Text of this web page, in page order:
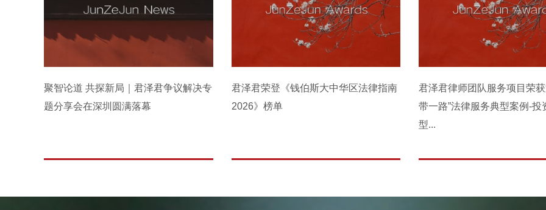
聚智论道 共探新局｜君泽君争议解决专
题分享会在深圳圆满落幕
君泽君荣登《钱伯斯大中华区法律指南
2026》榜单
君泽君律师团队服务项目荣获
带一路”法律服务典型案例-投
型...